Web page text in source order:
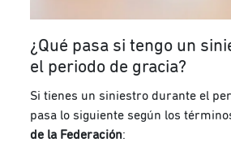
¿Qué pasa si tengo un
el periodo de gracia?
Si tienes un siniestro durante el
pasa lo siguiente según los
de la Federación: